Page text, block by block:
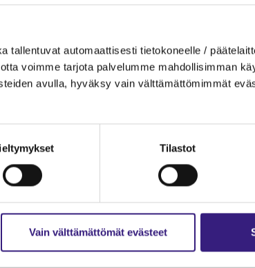
tallentuvat automaattisesti tietokoneelle /
voimme tarjota palvelumme mahdollisimman
avulla, hyväksy vain välttämättömimmät
Tilastot
Vain välttämättömät evästeet